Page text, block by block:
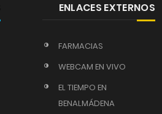
ENLACES EXTERNOS
FARMACIAS
WEBCAM EN VIVO
EL TIEMPO EN
BENALMÁDENA